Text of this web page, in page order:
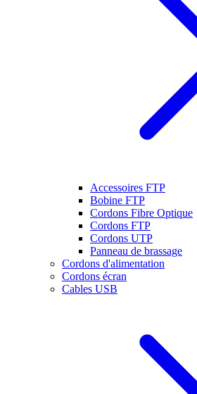
Accessoires FTP
Bobine FTP
Cordons Fibre Optique
Cordons FTP
Cordons UTP
Panneau de brassage
Cordons d'alimentation
Cordons écran
Cables USB